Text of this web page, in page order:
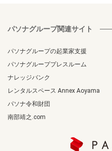
パソナグループ関連サイト
パソナグループの起業家支援
パソナグループプレスルーム
ナレッジバンク
レンタルスペース Annex Aoyama
パソナ令和財団
南部靖之.com